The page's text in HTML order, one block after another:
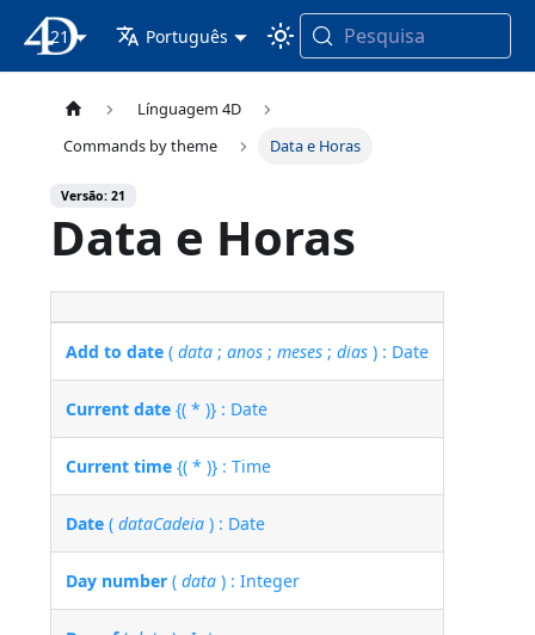
Documentação 4D
21 Português Pesquisa
Línguagem 4D
Commands by theme
Data e Horas
Versão: 21
Data e Horas
Add to date (data ;anos ;meses ;dias ) : Date
Current date {( * )} : Date
Current time {( * )} : Time
Date (dataCadeia ) : Date
Day number (data ) : Integer